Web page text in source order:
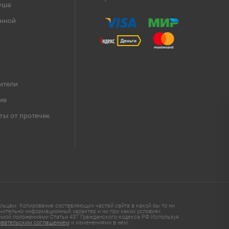
от протечек
Копирование составляющих частей сайта в какой бы то ни
информационный характер и ни при каких условиях
положениями Статьи 437 Гражданского кодекса РФ Используя
соглашением и изменениями в нем.